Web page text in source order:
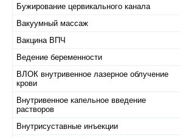
Бужирование цервикального канала
Вакуумный массаж
Вакцина ВПЧ
Ведение беременности
ВЛОК внутривенное лазерное облучение
крови
Внутривенное капельное введение
растворов
Внутрисуставные инъекции